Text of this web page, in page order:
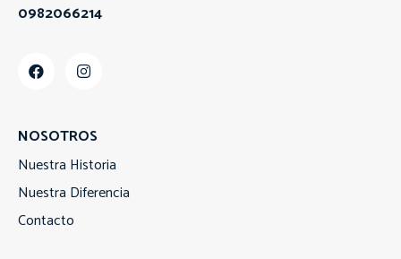
0982066214
NOSOTROS
Nuestra Historia
Nuestra Diferencia
Contacto